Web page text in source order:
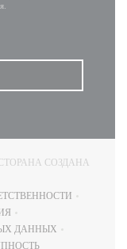
СОЗДАНА
ДАННЫХ
В НОВОМ ОКНЕ))